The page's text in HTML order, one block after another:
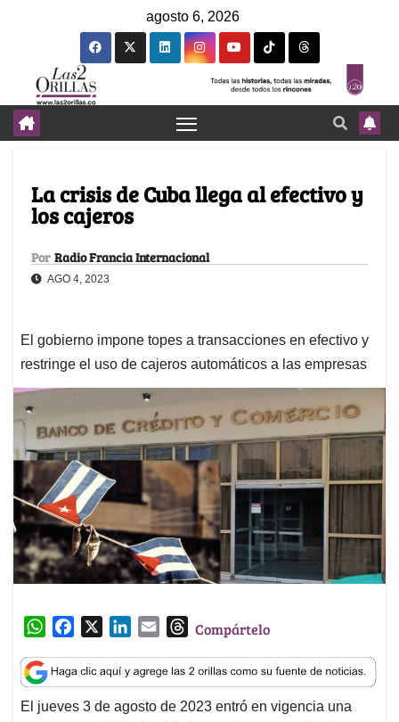
agosto 6, 2026
La crisis de Cuba llega al efectivo y
los cajeros
Por Radio Francia Internacional
AGO 4, 2023
El gobierno impone topes a transacciones en efectivo y
restringe el uso de cajeros automáticos a las empresas
W
a
t
s
c
e
b
n
k
e
a
i
l
T
r
e
a
Compártelo
El jueves 3 de agosto de 2023 entró en vigencia una